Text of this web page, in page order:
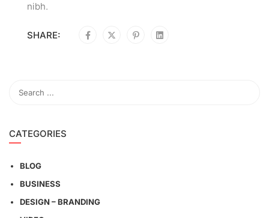
nibh.
SHARE:
CATEGORIES
BLOG
BUSINESS
DESIGN – BRANDING